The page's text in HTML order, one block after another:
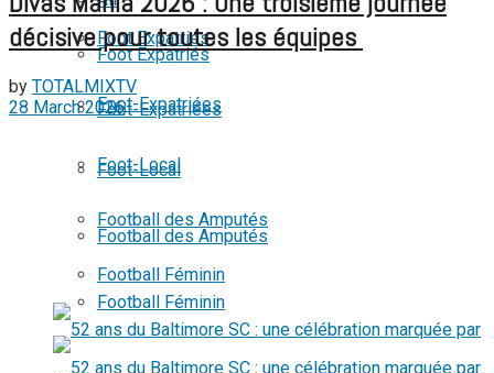
Foot Expatriés
Foot-Expatriées
Foot-Local
Football des Amputés
Football Féminin
Foot Expatriés
Foot-Expatriées
Foot-Local
Football des Amputés
Football Féminin
View All Result
décisive pour toutes les équipes
by TOTALMIXTV
28 March 2026